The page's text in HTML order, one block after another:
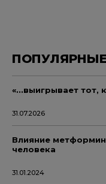
«...выигрывает тот,
31.07.2026
Влияние
человека
31.01.2024